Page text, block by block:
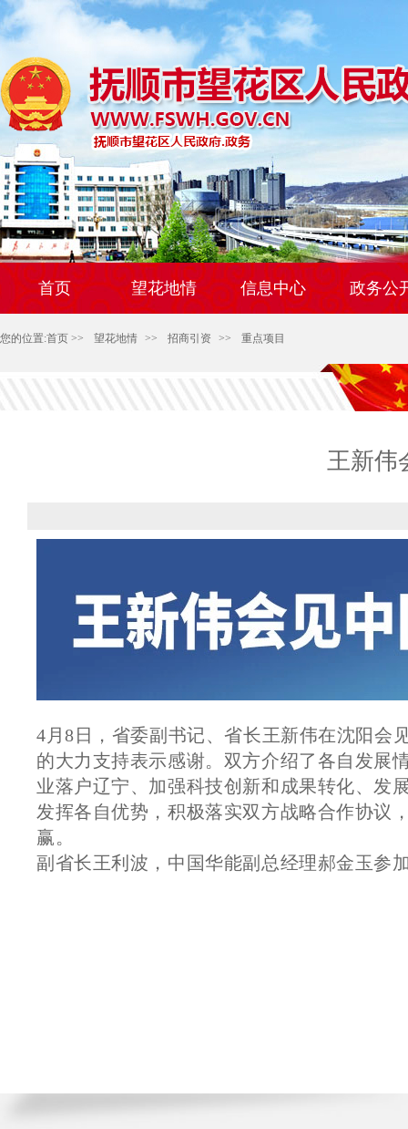
首页 望花地情 信息中心 政务公
您的位置:首页 >> 望花地情 >> 招商引资 >> 重点项目
王新伟
4月8日，省委副书记、省长王新伟在沈阳会
的大力支持表示感谢。双方介绍了各自发展
业落户辽宁、加强科技创新和成果转化、发
发挥各自优势，积极落实双方战略合作协议
赢。
副省长王利波，中国华能副总经理郝金玉参